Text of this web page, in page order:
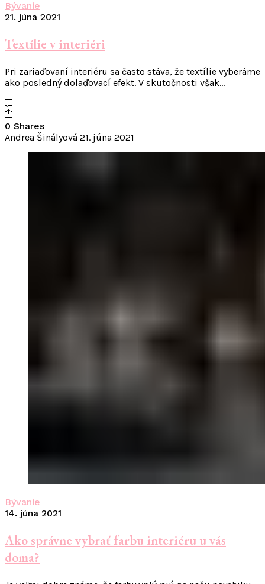
Bývanie
21. júna 2021
Textílie v interiéri
Pri zariaďovaní interiéru sa často stáva, že textílie vyberáme
ako posledný dolaďovací efekt. V skutočnosti však…
0 Shares
Andrea Šinályová 21. júna 2021
Bývanie
14. júna 2021
Ako správne vybrať farbu interiéru u vás
doma?